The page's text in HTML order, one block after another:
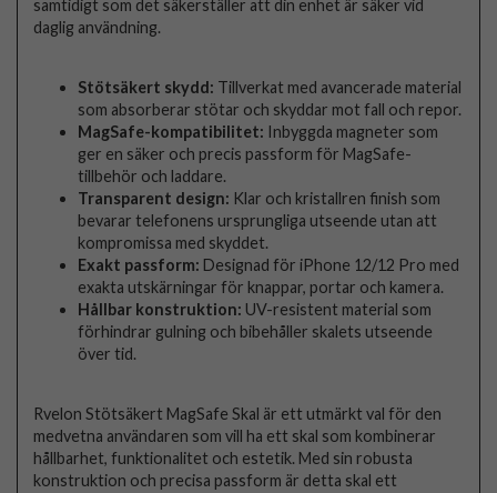
samtidigt som det säkerställer att din enhet är säker vid
daglig användning.
Stötsäkert skydd: Tillverkat med avancerade material
som absorberar stötar och skyddar mot fall och repor.
MagSafe-kompatibilitet: Inbyggda magneter som
ger en säker och precis passform för MagSafe-
tillbehör och laddare.
Transparent design: Klar och kristallren finish som
bevarar telefonens ursprungliga utseende utan att
kompromissa med skyddet.
Exakt passform: Designad för iPhone 12/12 Pro med
exakta utskärningar för knappar, portar och kamera.
Hållbar konstruktion: UV-resistent material som
förhindrar gulning och bibehåller skalets utseende
över tid.
Rvelon Stötsäkert MagSafe Skal är ett utmärkt val för den
medvetna användaren som vill ha ett skal som kombinerar
hållbarhet, funktionalitet och estetik. Med sin robusta
konstruktion och precisa passform är detta skal ett